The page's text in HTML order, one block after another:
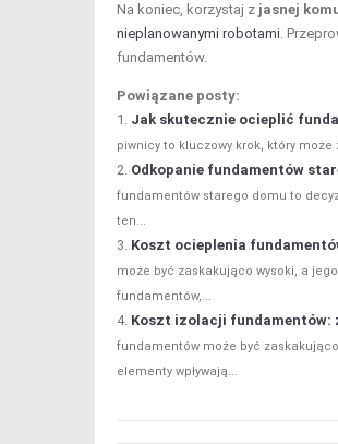
Na koniec, korzystaj z jasnej
nieplanowanymi robotami.
fundamentów.
Powiązane posty:
Jak skutecznie ocieplić
piwnicy to kluczowy krok, który
Odkopanie fundamentów
fundamentów starego domu to
ten...
Koszt ocieplenia
może być zaskakująco wysoki, a
fundamentów,...
Koszt izolacji fundamentów:
fundamentów może być
elementy wpływają...